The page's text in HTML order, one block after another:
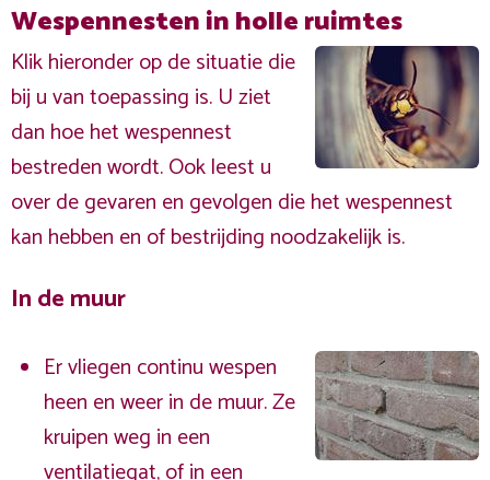
Wespennesten in holle ruimtes
Klik hieronder op de situatie die
bij u van toepassing is. U ziet
dan hoe het wespennest
bestreden wordt. Ook leest u
over de gevaren en gevolgen die het wespennest
kan hebben en of bestrijding noodzakelijk is.
In de muur
Er vliegen continu wespen
heen en weer in de muur. Ze
kruipen weg in een